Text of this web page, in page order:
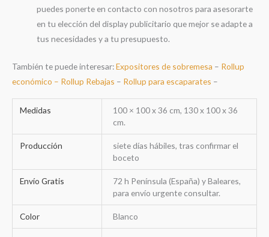
puedes ponerte en contacto con nosotros para asesorarte
en tu elección del display publicitario que mejor se adapte a
tus necesidades y a tu presupuesto.
También te puede interesar:Expositores de sobremesa – Rollup
económico – Rollup Rebajas – Rollup para escaparates –
Medidas
100 × 100 x 36 cm, 130 x 100 x 36
cm.
Producción
siete días hábiles, tras confirmar el
boceto
Envío Gratis
72 h Península (España) y Baleares,
para envío urgente consultar.
Color Blanco